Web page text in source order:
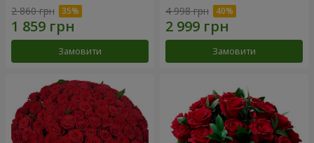
2 860 грн
Замовити
4 998 грн
Замовити